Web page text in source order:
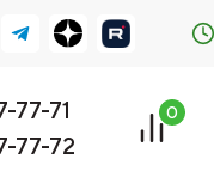
77-71
77-72
0